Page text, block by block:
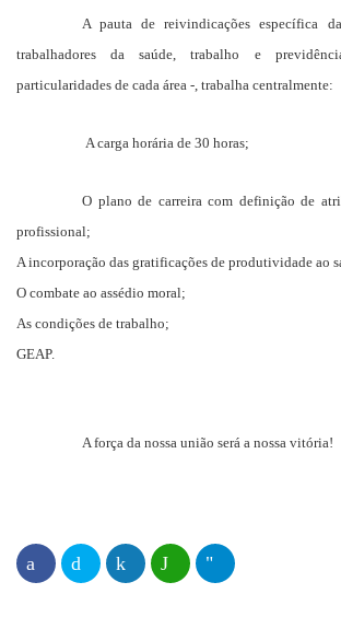
A pauta de reivindicações específica
trabalhadores da saúde, trabalho e
particularidades de cada área -, trabalha centralmente:
A carga horária de 30 horas;
O plano de carreira com definição de
profissional;
A incorporação das gratificações de produtividade ao
O combate ao assédio moral;
As condições de trabalho;
GEAP.
A força da nossa união será a nossa vitória!